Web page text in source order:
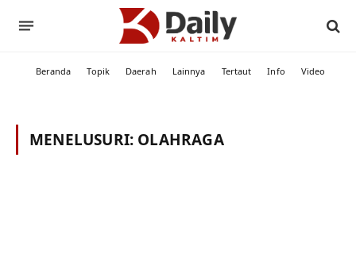
Beranda Topik Daerah Lainnya Tertaut Info Video
MENELUSURI: OLAHRAGA